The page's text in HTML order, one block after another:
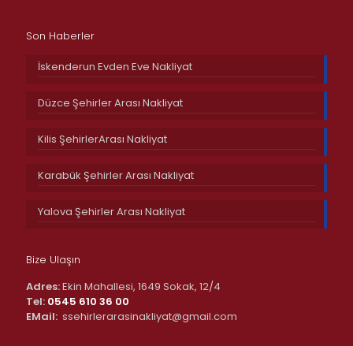
Son Haberler
İskenderun Evden Eve Nakliyat
Düzce Şehirler Arası Nakliyat
Kilis ŞehirlerArası Nakliyat
Karabük Şehirler Arası Nakliyat
Yalova Şehirler Arası Nakliyat
Bize Ulaşın
Adres:Ekin Mahallesi, 1649 Sokak, 12/4
Tel: 0545 610 36 00
EMail: ssehirlerarasinakliyat@gmail.com